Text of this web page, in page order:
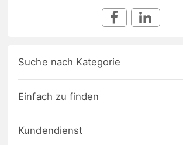
Suche nach Kategorie
Einfach zu finden
Kundendienst